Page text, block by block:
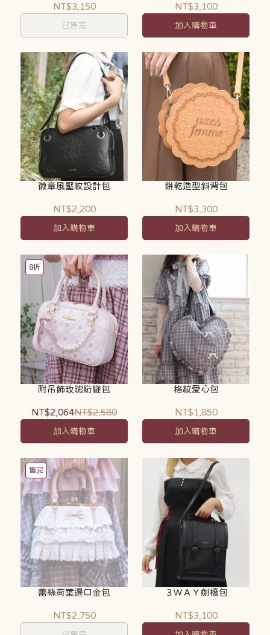
NT$3,150
已售完
NT$3,100
加入購物車
徽章風壓紋設計包
NT$2,200
加入購物車
餅乾造型斜背包
NT$3,300
加入購物車
8折
附吊飾玫瑰絎縫包
NT$2,064NT$2,580
加入購物車
格紋愛心包
NT$1,850
加入購物車
售完
蕾絲荷葉邊口金包
NT$2,750
３ＷＡＹ劍橋包
NT$3,100